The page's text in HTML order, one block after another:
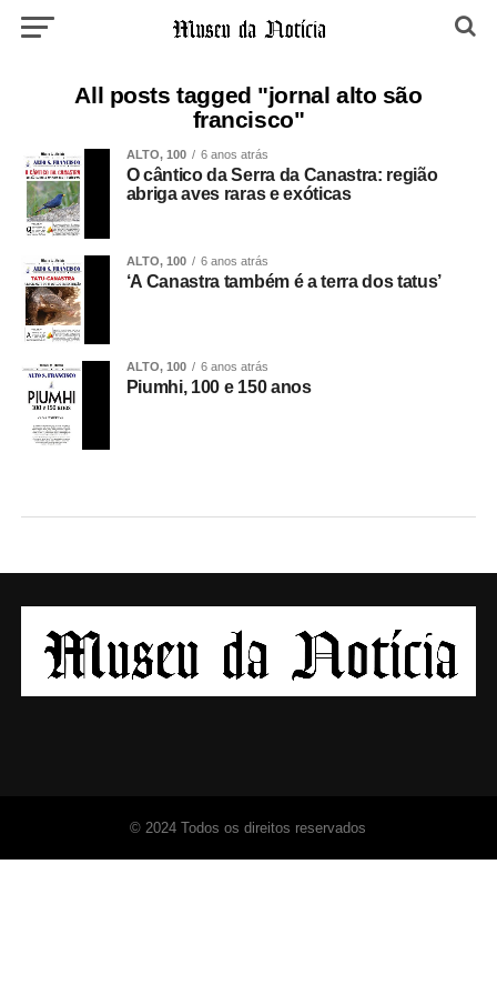
All posts tagged "jornal alto são
francisco"
ALTO, 100 6 anos atrás
O cântico da Serra da Canastra: região
abriga aves raras e exóticas
ALTO, 100 6 anos atrás
‘A Canastra também é a terra dos tatus’
ALTO, 100 6 anos atrás
Piumhi, 100 e 150 anos
© 2024 Todos os direitos reservados